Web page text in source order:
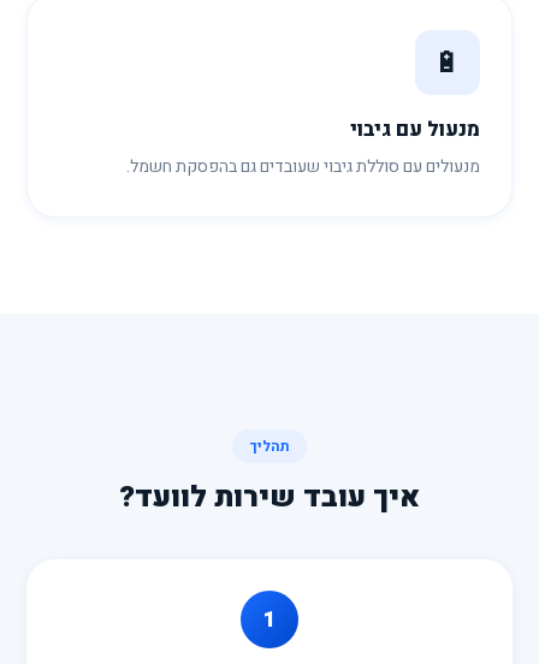
🔋
מנעול עם גיבוי
מנעולים עם סוללת גיבוי שעובדים גם בהפסקת חשמל.
תהליך
איך עובד שירות לוועד?
1